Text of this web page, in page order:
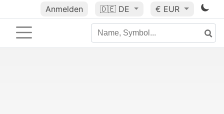
Anmelden 🇩🇪 DE € EUR